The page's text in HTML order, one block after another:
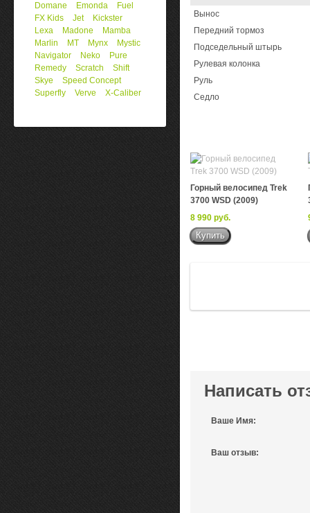
Domane
Emonda
Fuel
FX Kids
Jet
Kickster
Lexa
Madone
Mamba
Marlin
MT Mynx
Mystic
Navigator
Neko
Pure
Remedy
Scratch
Shift
Skye
Speed Concept
Superfly
Verve X-Caliber
Вынос
Передний тормоз
Подседельный штырь
Рулевая колонка
Руль
Седло
Горный велосипед Trek
3700 WSD (2009)
8 990 руб.
Написать
Ваше Имя:
Ваш отзыв: